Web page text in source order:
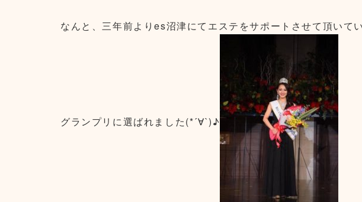
なんと、三年前よりes沼津にてエステをサポートさせて頂いて
グランプリに選ばれました(*´∀`)♪